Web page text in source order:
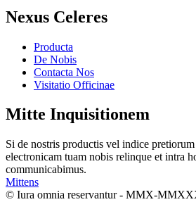
Nexus Celeres
Producta
De Nobis
Contacta Nos
Visitatio Officinae
Mitte Inquisitionem
Si de nostris productis vel indice
electronicam tuam nobis relinque et intra
communicabimus.
Mittens
© Iura omnia reservantur - MMX-